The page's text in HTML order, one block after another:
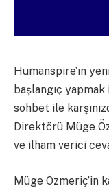
Humanspire’ın
başlangıç
sohbet ile
Direktörü Müge
ve ilham verici
Müge Özmeriç’in